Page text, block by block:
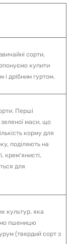
сорти,
купити
і дрібним гуртом.
Перші
зеленої маси, що
корму для
поділяють на
крем'янисті,
для
культур, яка
пшеницю
(твердий сорт з